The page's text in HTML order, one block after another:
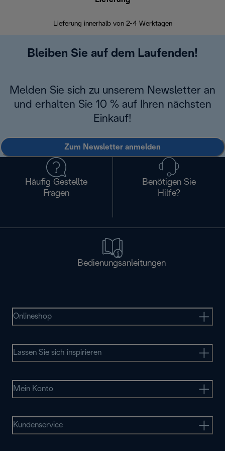
Lieferung innerhalb von 2-4 Werktagen
Bleiben Sie auf dem Laufenden!
Melden Sie sich zu unserem Newsletter an
und erhalten Sie 10 % auf Ihren nächsten
Einkauf!
Zum Newsletter anmelden
Häufig Gestellte
Fragen
Benötigen Sie
Hilfe?
Bedienungsanleitungen
Onlineshop
Lassen Sie sich inspirieren
Mein Konto
Kundenservice